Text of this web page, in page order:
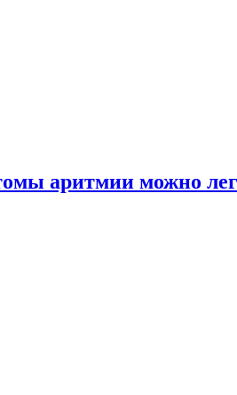
аритмии можно